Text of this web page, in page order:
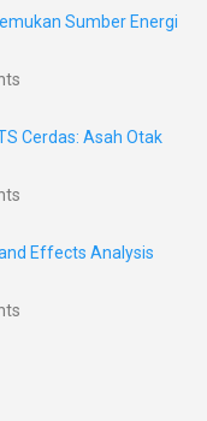
Sumber Energi
Cerdas: Asah Otak
Effects Analysis